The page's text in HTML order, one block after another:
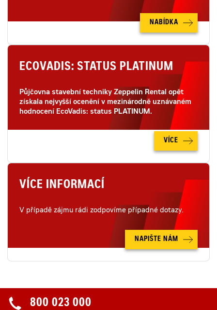
NABÍDKA
ECOVADIS: STATUS PLATINUM
Půjčovna stavební techniky Zeppelin Rental opět
získala nejvyšší ocenění v mezinárodně uznávaném
hodnocení EcoVadis: status PLATINUM.
VÍCE
VÍCE INFORMACÍ
V případě zájmu rádi zodpovíme případné dotazy.
NAPIŠTE NÁM
800 023 000